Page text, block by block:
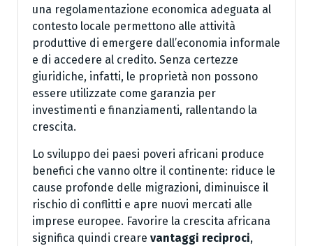
una regolamentazione economica adeguata al
contesto locale permettono alle attività
produttive di emergere dall’economia informale
e di accedere al credito. Senza certezze
giuridiche, infatti, le proprietà non possono
essere utilizzate come garanzia per
investimenti e finanziamenti, rallentando la
crescita.
Lo sviluppo dei paesi poveri africani produce
benefici che vanno oltre il continente: riduce le
cause profonde delle migrazioni, diminuisce il
rischio di conflitti e apre nuovi mercati alle
imprese europee. Favorire la crescita africana
significa quindi creare vantaggi reciproci,